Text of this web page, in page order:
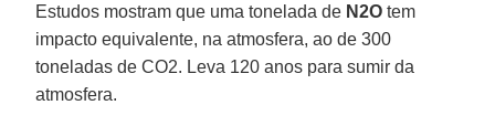
Estudos mostram que uma tonelada de N2O tem
impacto equivalente, na atmosfera, ao de 300
toneladas de CO2. Leva 120 anos para sumir da
atmosfera.